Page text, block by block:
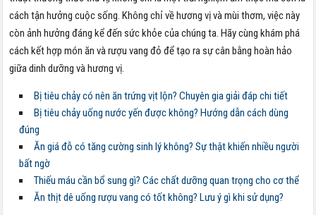
cách tận hưởng cuộc sống. Không chỉ về hương vị và mùi thơm, việc này
còn ảnh hưởng đáng kể đến sức khỏe của chúng ta. Hãy cùng khám phá
cách kết hợp món ăn và rượu vang đỏ để tạo ra sự cân bằng hoàn hảo
giữa dinh dưỡng và hương vị.
Bị tiêu chảy có nên ăn trứng vịt lộn? Chuyên gia giải đáp chi tiết
Bị tiêu chảy uống nước yến được không? Hướng dẫn cách dùng
đúng
Ăn giá đỗ có tăng cường sinh lý không? Sự thật khiến nhiều người
bất ngờ
Thiếu máu cần bổ sung gì? Các chất dưỡng quan trọng cho cơ thể
Ăn thịt dê uống rượu vang có tốt không? Lưu ý gì khi sử dụng?